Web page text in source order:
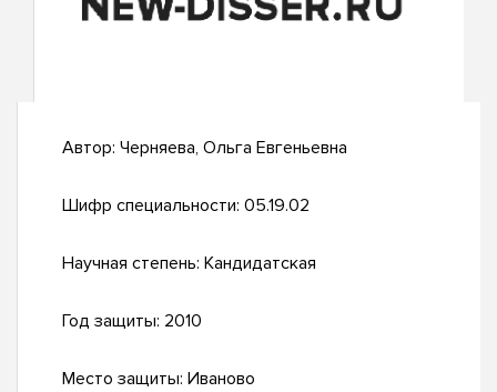
Автор: Черняева, Ольга Евгеньевна
Шифр специальности: 05.19.02
Научная степень: Кандидатская
Год защиты: 2010
Место защиты: Иваново